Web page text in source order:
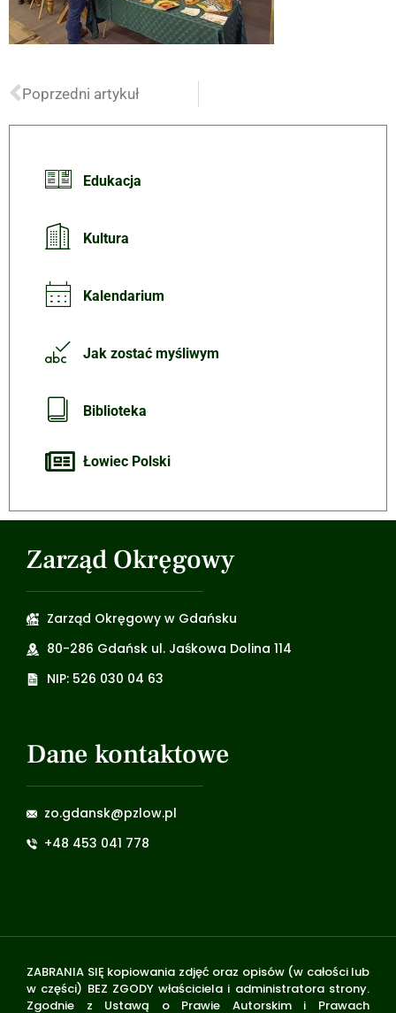
Poprzedni artykuł
Edukacja
Kultura
Kalendarium
Jak zostać myśliwym
Biblioteka
Łowiec Polski
Zarząd Okręgowy
Zarząd Okręgowy w Gdańsku
80-286 Gdańsk ul. Jaśkowa Dolina 114
NIP: 526 030 04 63
Dane kontaktowe
zo.gdansk@pzlow.pl
+48 453 041 778
ZABRANIA SIĘ kopiowania zdjęć oraz opisów (w całości lub
w części) BEZ ZGODY właściciela i administratora strony.
Zgodnie z Ustawą o Prawie Autorskim i Prawach